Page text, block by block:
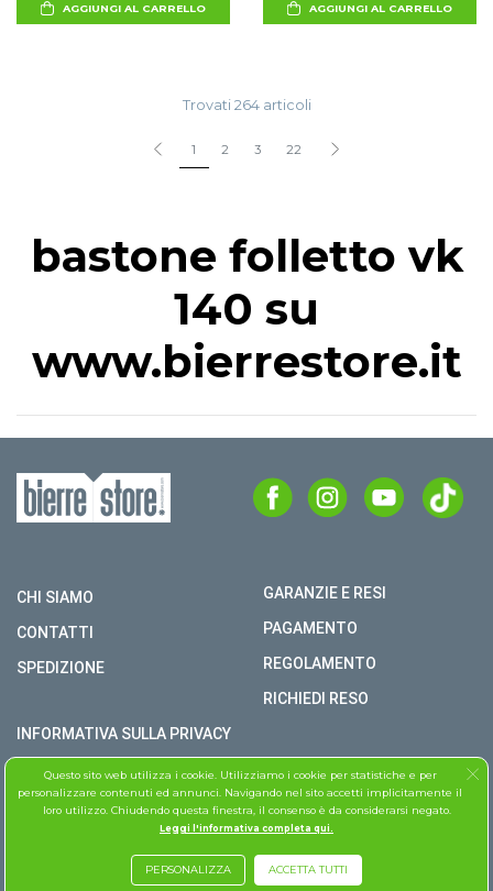
AGGIUNGI AL CARRELLO AGGIUNGI AL CARRELLO
Trovati 264 articoli
1 2 3 22
bastone folletto vk
140 su
www.bierrestore.it
CHI SIAMO
CONTATTI
SPEDIZIONE
GARANZIE E RESI
PAGAMENTO
REGOLAMENTO
RICHIEDI RESO
INFORMATIVA SULLA PRIVACY
COPYRIGHT © BIERRE STORE S.R.L. P.I. 02979990609
TUTTI I DIRITTI RISERVATI
ASSISTENZA FOLLETTO
Questo sito web utilizza i cookie. Utilizziamo i cookie per statistiche e per
personalizzare contenuti ed annunci. Navigando nel sito accetti implicitamente il
loro utilizzo. Chiudendo questa finestra, il consenso è da considerarsi negato.
Leggi l'informativa completa qui.
PERSONALIZZA ACCETTA TUTTI